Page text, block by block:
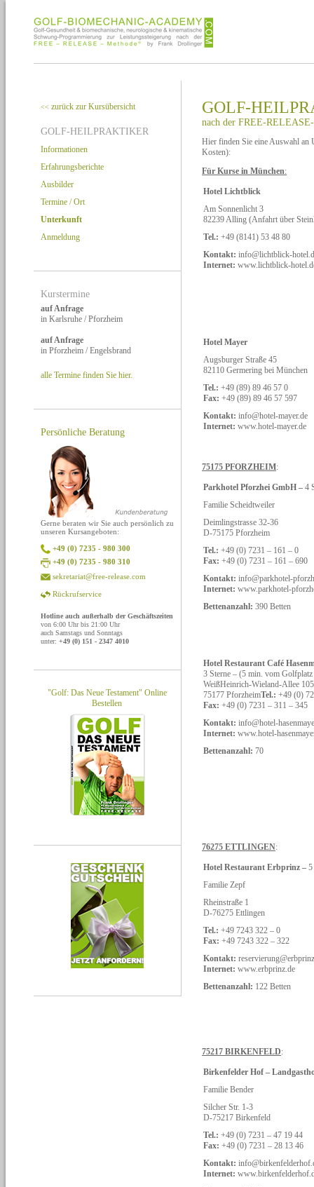
<< zurück zur Kursübersicht
GOLF-HEILPRAKTIKER
Informationen
Erfahrungsberichte
Ausbilder
Termine / Ort
Unterkunft
Anmeldung
Kurstermine
auf Anfrage
in Karlsruhe / Pforzheim
auf Anfrage
in Pforzheim / Engelsbrand
alle Termine finden Sie hier.
Persönliche Beratung
Gerne beraten wir Sie auch persönlich zu
unseren Kursangeboten:
+49 (0) 7235 - 980 300
+49 (0) 7235 - 980 310
sekretariat@free-release.com
Rückrufservice
Hotline auch außerhalb der Geschäftszeiten
von 6:00 Uhr bis 21:00 Uhr
auch Samstags und Sonntags
unter: +49 (0) 151 - 2347 4010
"Golf: Das Neue Testament" Online
Bestellen
GOLF-
nach der FREE-
Hier finden Sie eine Auswahl an
Kosten):
Für Kurse in München:
Hotel Lichtblick
Am Sonnenlicht 3
82239 Alling (Anfahrt über
Tel.: +49 (8141) 53 48 80
Kontakt: info@lichtblick-
Internet: www.lichtblick-
Hotel Mayer
Augsburger Straße 45
82110 Germering bei München
Tel.: +49 (89) 89 46 57 0
Fax: +49 (89) 89 46 57 597
Kontakt: info@hotel-mayer.de
Internet: www.hotel-mayer.de
75175 PFORZHEIM:
Parkhotel Pforzhei GmbH – 4
Familie Scheidtweiler
Deimlingstrasse 32-36
D-75175 Pforzheim
Tel.: +49 (0) 7231 – 161 – 0
Fax: +49 (0) 7231 – 161 – 690
Kontakt: info@parkhotel-
Internet: www.parkhotel-
Bettenanzahl: 390 Betten
Hotel Restaurant Café
3 Sterne – (5 min. vom
WeißHeinrich-Wieland-Allee 105
75177 PforzheimTel.: +49 (0)
Fax: +49 (0) 7231 – 311 – 345
Kontakt: info@hotel-
Internet: www.hotel-
Bettenanzahl: 70
76275 ETTLINGEN:
Hotel Restaurant Erbprinz – 5
Familie Zepf
Rheinstraße 1
D-76275 Ettlingen
Tel.: +49 7243 322 – 0
Fax: +49 7243 322 – 322
Kontakt:
Internet: www.erbprinz.de
Bettenanzahl: 122 Betten
75217 BIRKENFELD:
Birkenfelder Hof –
Familie Bender
Silcher Str. 1-3
D-75217 Birkenfeld
Tel.: +49 (0) 7231 – 47 19 44
Fax: +49 (0) 7231 – 28 13 46
Kontakt:
Internet: